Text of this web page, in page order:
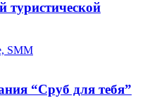
туристической
SMM
“Сруб для тебя”